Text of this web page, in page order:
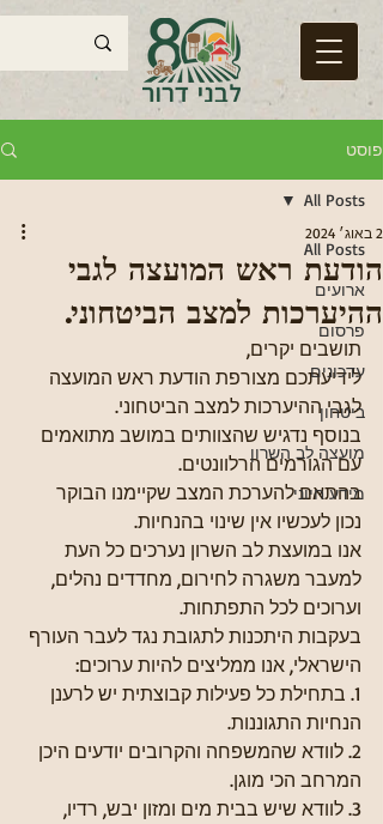
פוסט
All Posts
ארועים
פרסום
עדכונים
ביטחון
מועצה לב השרון
מידע חיוני
All Posts
הודעת ראש המועצה לגבי
ההיערכות למצב הביטחוני.
2 באוג׳ 2024
תושבים יקרים,
לידיעתכם מצורפת הודעת ראש המועצה
לגבי ההיערכות למצב הביטחוני.
בנוסף נדגיש שהצוותים במושב מתואמים
עם הגורמים הרלוונטים.
בהתאם להערכת המצב שקיימנו הבוקר
נכון לעכשיו אין שינוי בהנחיות.
אנו במועצת לב השרון נערכים כל העת
למעבר משגרה לחירום, מחדדים נהלים,
וערוכים לכל התפתחות.
בעקבות היתכנות לתגובת נגד לעבר העורף
הישראלי, אנו ממליצים להיות ערוכים:
1. בתחילת כל פעילות קבוצתית יש לרענן
הנחיות התגוננות.
2. ⁠לוודא שהמשפחה והקרובים יודעים היכן
המרחב הכי מוגן.
3. ⁠לוודא שיש בבית מים ומזון יבש, רדיו,